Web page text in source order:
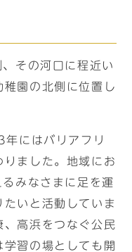
その河口に程近い
稚園の北側に位置し
にはバリアフリ
ました。地域にお
みなさまに足を運
たいと活動していま
、高浜をつなぐ公民
習の場としても開